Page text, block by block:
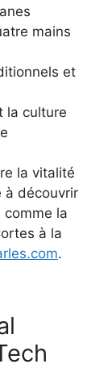
mains
et
la culture
la vitalité
à découvrir
comme la
à la
.